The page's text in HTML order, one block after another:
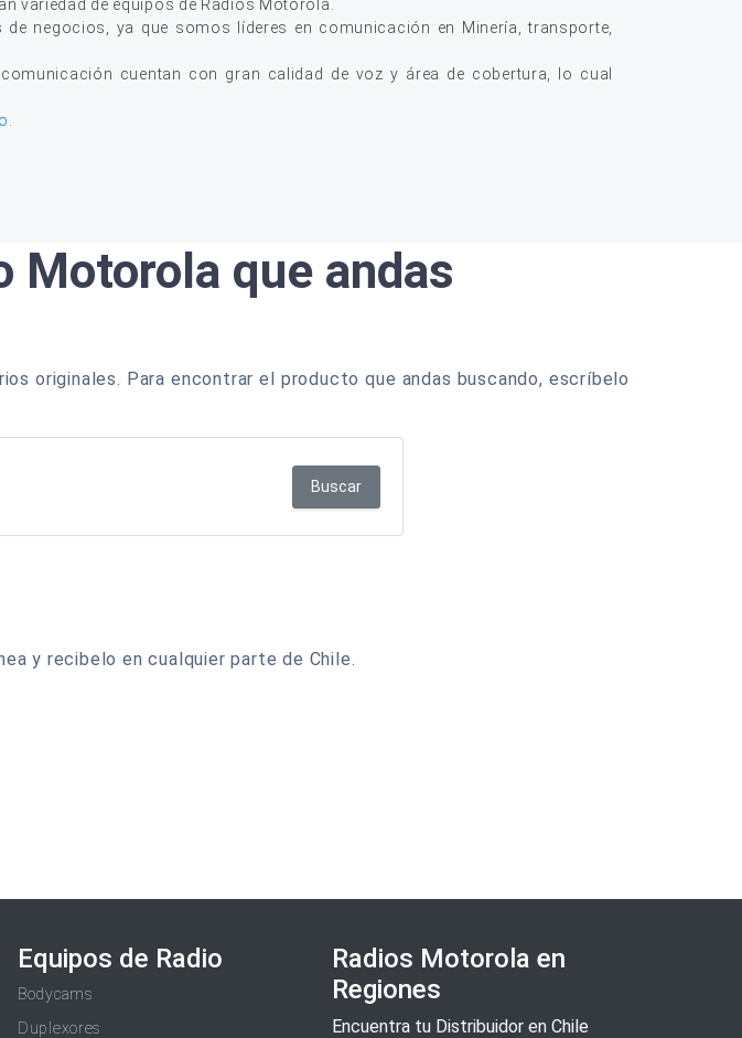
variedad de equipos de Radios Motorola.
negocios, ya que somos líderes en comunicación en Minería, transporte,
cuentan con gran calidad de voz y área de cobertura, lo cual
Motorola que andas
originales. Para encontrar el producto que andas buscando, escríbelo
Buscar
y recibelo en cualquier parte de Chile.
Equipos de Radio
Bodycams
Duplexores
Radios Motorola en
Regiones
Encuentra tu Distribuidor en Chile